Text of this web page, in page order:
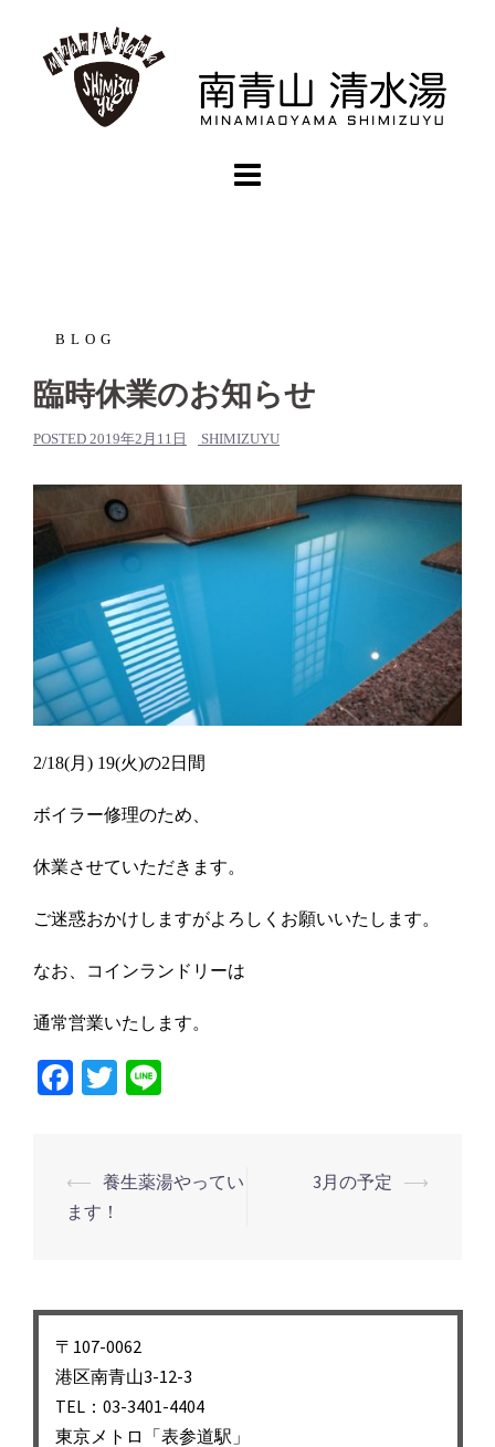
BLOG
臨時休業のお知らせ
POSTED 2019年2月11日 SHIMIZUYU
2/18(月) 19(火)の2日間
ボイラー修理のため、
休業させていただきます。
ご迷惑おかけしますがよろしくお願いいたします。
なお、コインランドリーは
通常営業いたします。
Facebook
Twitter
投
稿
ゲ
ー
シ
ョ
⟵ 養生薬湯やってい
ます！
3月の予定 ⟶
〒107-0062
港区南青山3-12-3
TEL：03-3401-4404
東京メトロ「表参道駅」